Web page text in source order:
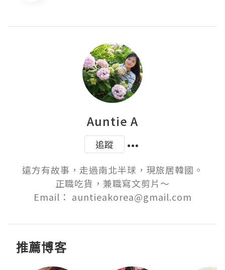
Auntie A
追蹤
遠方有故事，走過南北半球，現旅居韓國。
正職吃貨，兼職寫文剪片～
Email： auntieakorea@gmail.com
推薦博客